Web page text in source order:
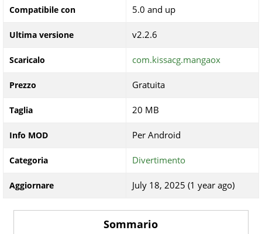
Compatibile con 5.0 and up
Ultima versione v2.2.6
Scaricalo com.kissacg.mangaox
Prezzo Gratuita
Taglia 20 MB
Info MOD Per Android
Categoria Divertimento
Aggiornare July 18, 2025 (1 year ago)
Sommario